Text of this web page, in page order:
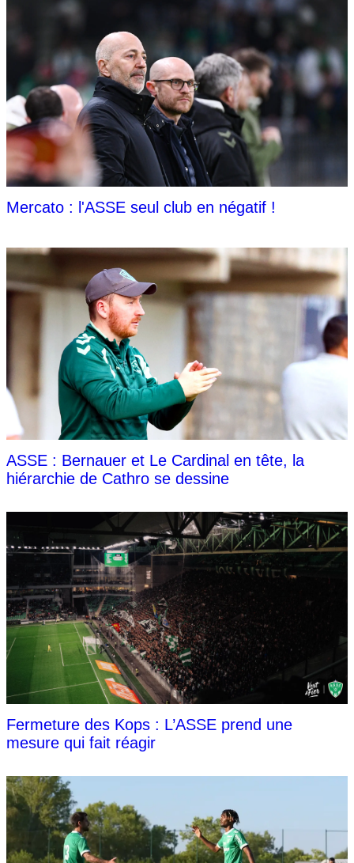
Mercato : l'ASSE seul club en négatif !
ASSE : Bernauer et Le Cardinal en tête, la
hiérarchie de Cathro se dessine
Fermeture des Kops : L’ASSE prend une
mesure qui fait réagir